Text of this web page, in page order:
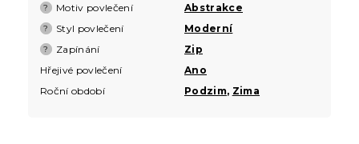
? Motiv povlečení Abstrakce
? Styl povlečení Moderní
? Zapínání
Zip
Hřejivé povlečení
Ano
Roční období
Podzim, Zima